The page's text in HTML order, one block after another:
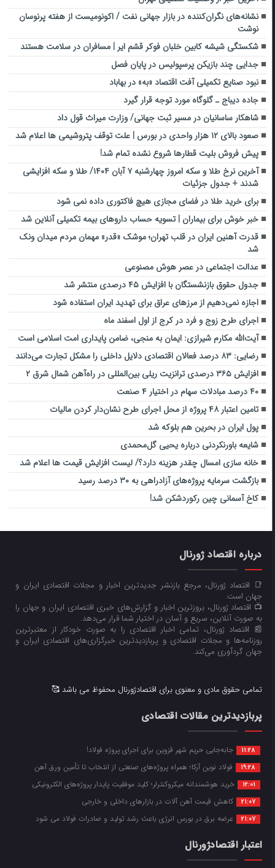
نشانه‌های نگران‌کننده در بازار جهانی نفت / اکونومیست از هفته پرنوسان
نوشت
شکستگی شیشه کابین خلبان فوکر قشم ایر | مسافران در سلامت هستند
جدایی چند بازیکن پرسپولیس در پایان فصل
نبود صنایع تکمیلی آفت اقتصاد «به» در بهاباد
جاده دیباج ـ گلوگاه مورد توجه قرار گیرد
شاهکار ساسانیان در مسیر ثبت‌ جهانی/ وزارت میراث قول داد
صعود بالای ۱۲ هزار واحدی در بورس | علت توقف پتروشیمی ها اعلام شد
پیش فروش بلیت قطارها شروع نشده تمام شد!
آخرین نرخ طلا و سکه امروز چهارشنبه ۷ آبان ۱۴۰۴/ طلا و سکه افزایشی
شدند + جدول جزئیات
برای خرید طلا در ‎فضای مجازی هیچ فاکتوری داده نمی‌ شود
خبر خوش برای بیماران | تسویه حساب داروهای بیمه تکمیلی آنلاین شد
قدرت آهنین ایران در قلب تهران؛ موشک «قدر» مهمان مردم میدان ونک
شد
عدالت اجتماعی در عصر هوش مصنوعی
جدول حقوق بازنشستگان با افزایش ۴۵ درصدی منتشر شد
اجازه نمی‌دهیم از مرزهای عراق برای تهدید ایران استفاده شود
اجرای طرح زوج و فرد در کرج از اول اسفند ماه
آیت‌الله مکارم شیرازی: ایمان به منجی، ضامن پایداری امت اسلامی است
رضایی: ۸۳ درصد فعالان اقتصادی دلایل داخلی را مشکل تجارت می‌دانند
افزایش ۳۶۵ درصدی ترانزیت ریلی بین‌المللی در راه‌آهن شمال شرق ۲
۴۰ درصد مبادلات سهام در اختیار ۴ صنعت
تامین اعتبار ۴۸ پروژه از محل اجرای طرح نشان‌دار کردن مالیات
پول ایران در بحرین هم بلوکه شد
شایعه باورنکردنی درباره یحیی گل‌محمدی
خانه سازی امسال چقدر هزینه دارد؟/ لیست افزایش قیمت ها اعلام شد
بازگشت سرمایه پروژه‌های آزادراهی به ۳۰ درصد رسید
کاخ آسمانی چین رکوردشکن شد!
درباره اقتصاد ژورنال
📑 اقتصاد ژورنال، مرجع بازنشر جدیدترین اخبار و مجلات اقتصادی ایران و
جهان است.
📺 اقتصاد ژورنال، بروزترین اخبار و گزارش‌های خبری اقتصادی ایران و جهان را
به صورت آنلاین، سریع و آسان در اختیار شما قرار می‌‌دهد.
📰 اقتصاد ژورنال، تمامی اخبار اقتصادی را به صورت خودکار از معتبرترین
روزنامه‌ها و مجلات اقتصادی و پربازدیدترین خبرگزاری‌های اقتصادی ایران و
جهان گردآوری می‌کند.
تمامی حقوق مادی و معنوی برای اقتصادژورنال محفوظ می باشد 🥰
پربازدیدترین مقالات اقتصادی
11:28 جابه‌جایی حریم شهر قزوین برای اجرای پروژه فولاد!
19:28 فولاد نوین آرکا؛ همراه پروژه‌های صنعتی از انتخاب تا تأمین ورق آهن
12:01 خرید هوشمندانه میکروکنترلر؛ کلید موفقیت پایدار پروژه‌های الکترونیکی
21:07 کاهش قیمت آهن آلات در بازارهای داخلی و خارجی
21:07 عرضه برق در بورس انرژی باعث رشد تولید و صادرات فولاد می شود
اعتبار اقتصادژورنال